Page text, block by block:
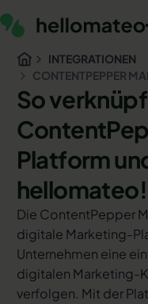
INTEGRATIONEN
CONTENTPEPPER
So
Platform
hellomateo!
Die ContentPepper
digitale Marketing-
Unternehmen eine
digitalen Marketing-
verfolgen. Mit der